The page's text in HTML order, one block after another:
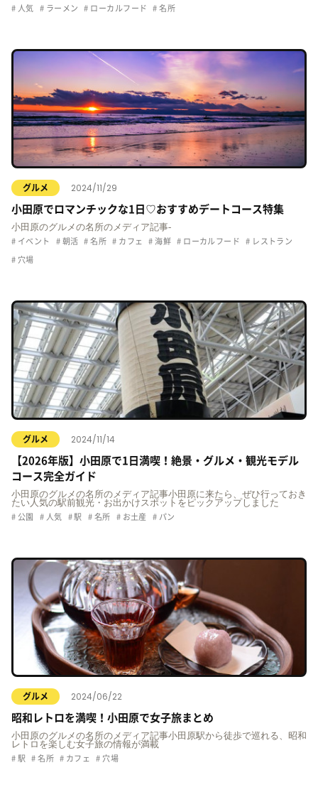
人気 ラーメン ローカルフード 名所
グルメ 2024/11/29
小田原でロマンチックな1日♡おすすめデートコース特集
小田原のグルメの名所のメディア記事-
イベント 朝活 名所 カフェ 海鮮 ローカルフード レストラン
穴場
グルメ 2024/11/14
【2026年版】小田原で1日満喫！絶景・グルメ・観光モデル
コース完全ガイド
小田原のグルメの名所のメディア記事小田原に来たら、ぜひ行っておき
たい人気の駅前観光・お出かけスポットをピックアップしました
公園 人気 駅 名所 お土産 パン
グルメ 2024/06/22
昭和レトロを満喫！小田原で女子旅まとめ
小田原のグルメの名所のメディア記事小田原駅から徒歩で巡れる、昭和
レトロを楽しむ女子旅の情報が満載
駅 名所 カフェ 穴場